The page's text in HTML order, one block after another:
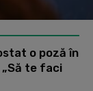
o poză în
te faci